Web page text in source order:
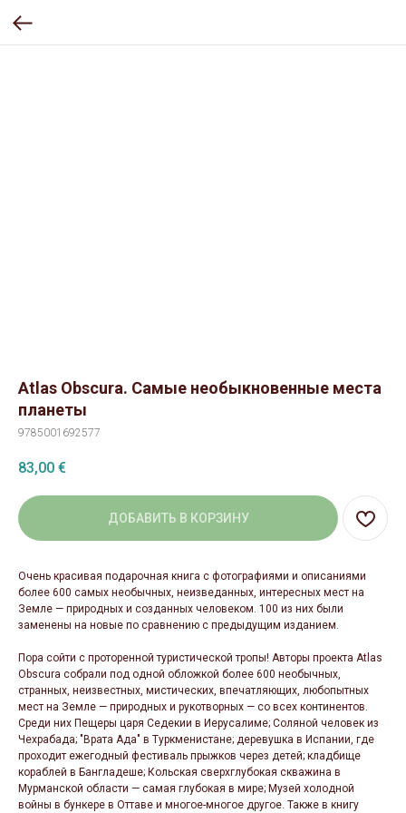
Atlas Obscura. Самые необыкновенные места
планеты
9785001692577
83,00 €
ДОБАВИТЬ В КОРЗИНУ
Очень красивая подарочная книга с фотографиями и описаниями
более 600 самых необычных, неизведанных, интересных мест на
Земле — природных и созданных человеком. 100 из них были
заменены на новые по сравнению с предыдущим изданием.
Пора сойти с проторенной туристической тропы! Авторы проекта Atlas
Obscura собрали под одной обложкой более 600 необычных,
странных, неизвестных, мистических, впечатляющих, любопытных
мест на Земле — природных и рукотворных — со всех континентов.
Среди них Пещеры царя Седекии в Иерусалиме; Соляной человек из
Чехрабада; "Врата Ада" в Туркменистане; деревушка в Испании, где
проходит ежегодный фестиваль прыжков через детей; кладбище
кораблей в Бангладеше; Кольская сверхглубокая скважина в
Мурманской области — самая глубокая в мире; Музей холодной
войны в бункере в Оттаве и многое-многое другое. Также в книгу